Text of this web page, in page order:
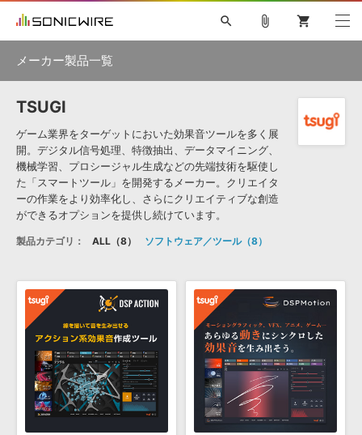
プラグイン・エフェクト »
サンプルパック »
DAW »
効果音 »
BGM »
キャンペーン »
SONICWIREブログ »
製品サポート情報 »
DTMガイド »
FAQ »
お問い合わせ »
音楽カード製作サービス
楽曲配信流通 サービス
無償のサウンド管理ソフト
search
初音ミク NT
KAITO V3
VOCALOID TOONTRACK
SPITFIRE AUDIO
VIENNA
EZ DRUMMER 3 SERUM
ライセンスフリーBGM
サンプルパックを試そう
ボーカル抜き出し
DUBSTEP
ELECTRONICA
EDM TRANCE MUTANT
ROUTER.FM
SONOCA
DAW
attach_file shopping_cart
メーカー製品一覧
TSUGI
ゲーム業界をターゲットにおいた効果音ツールを多く展
開。デジタル信号処理、特徴抽出、データマイニング、
機械学習、プロシージャル生成などの先端技術を駆使し
た「スマートツール」を開発するメーカー。クリエイタ
ーの作業をより効率化し、さらにクリエイティブな創造
ができるオプションを提供し続けています。
製品カテゴリ： ALL 8 ソフトウェア／ツール 8